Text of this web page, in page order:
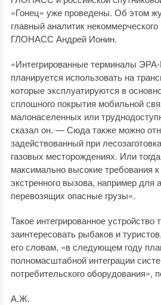
«Гонец» уже проведены. Об этом
главный аналитик некоммерческого
ГЛОНАСС Андрей Ионин.
«Интегрированные терминалы
планируется использовать на
которые эксплуатируются в
сплошного покрытия мобильной
малонаселенных или
сказал он. — Сюда также можно
задействованный при
газовых месторождениях. Или
максимально высокие требования
экстренного вызова, например для
перевозящих опасные грузы».
Такое интегрированное устройство
заинтересовать рыбаков и
его словам, «в следующем году
полномасштабной интеграции
потребительского оборудования»,
А.Ж.